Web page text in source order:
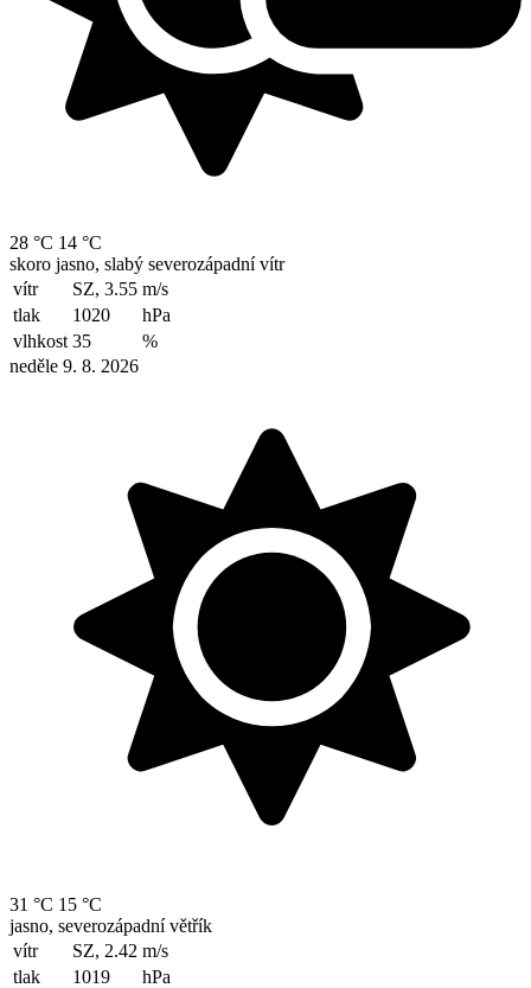
28 °C 14 °C
skoro jasno, slabý severozápadní vítr
vítr
SZ, 3.55 m/s
tlak
1020
hPa
vlhkost 35
%
neděle 9. 8. 2026
31 °C 15 °C
jasno, severozápadní větřík
vítr
SZ, 2.42 m/s
tlak
1019
hPa